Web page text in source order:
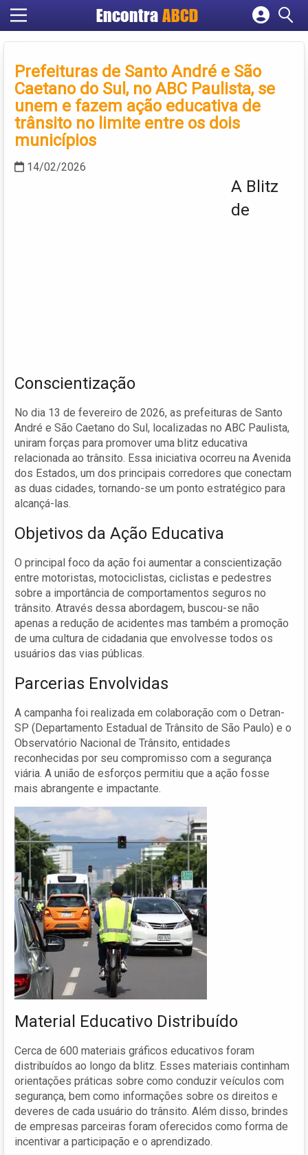
EncontraABCD
Cadastrar empresa
Criar conta
Prefeituras de Santo André e São
Caetano do Sul, no ABC Paulista, se
unem e fazem ação educativa de
trânsito no limite entre os dois
municípios
14/02/2026
A Blitz
de
Conscientização
No dia 13 de fevereiro de 2026, as prefeituras de Santo
André e São Caetano do Sul, localizadas no ABC Paulista,
uniram forças para promover uma blitz educativa
relacionada ao trânsito. Essa iniciativa ocorreu na Avenida
dos Estados, um dos principais corredores que conectam
as duas cidades, tornando-se um ponto estratégico para
alcançá-las.
Objetivos da Ação Educativa
O principal foco da ação foi aumentar a conscientização
entre motoristas, motociclistas, ciclistas e pedestres
sobre a importância de comportamentos seguros no
trânsito. Através dessa abordagem, buscou-se não
apenas a redução de acidentes mas também a promoção
de uma cultura de cidadania que envolvesse todos os
usuários das vias públicas.
Parcerias Envolvidas
A campanha foi realizada em colaboração com o Detran-
SP (Departamento Estadual de Trânsito de São Paulo) e o
Observatório Nacional de Trânsito, entidades
reconhecidas por seu compromisso com a segurança
viária. A união de esforços permitiu que a ação fosse
mais abrangente e impactante.
Material Educativo Distribuído
Cerca de 600 materiais gráficos educativos foram
distribuídos ao longo da blitz. Esses materiais continham
orientações práticas sobre como conduzir veículos com
segurança, bem como informações sobre os direitos e
deveres de cada usuário do trânsito. Além disso, brindes
de empresas parceiras foram oferecidos como forma de
incentivar a participação e o aprendizado.